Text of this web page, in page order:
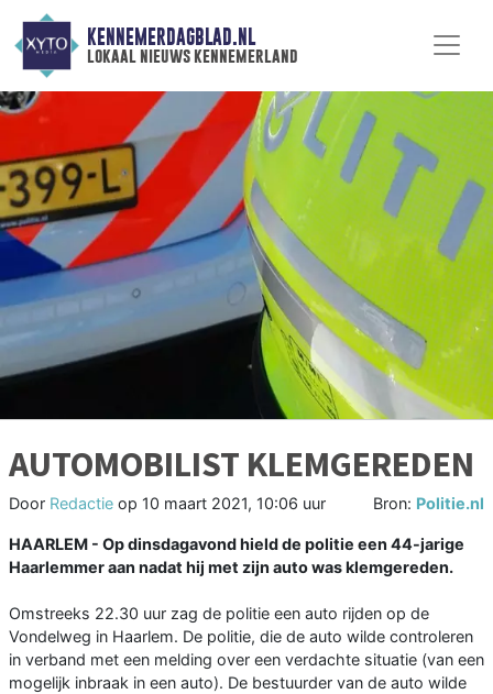
KENNEMERDAGBLAD.NL
lokaal nieuws kennemerland
AUTOMOBILIST KLEMGEREDEN
Door Redactie op 10 maart 2021, 10:06 uur Bron: Politie.nl
HAARLEM - Op dinsdagavond hield de politie een 44-jarige
Haarlemmer aan nadat hij met zijn auto was klemgereden.
Omstreeks 22.30 uur zag de politie een auto rijden op de
Vondelweg in Haarlem. De politie, die de auto wilde controleren
in verband met een melding over een verdachte situatie (van een
mogelijk inbraak in een auto). De bestuurder van de auto wilde